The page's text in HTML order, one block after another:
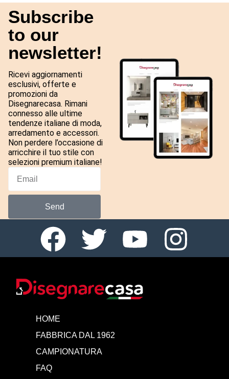
Subscribe
to our
newsletter!
Ricevi aggiornamenti
esclusivi, offerte e
promozioni da
Disegnarecasa. Rimani
connesso alle ultime
tendenze italiane di moda,
arredamento e accessori.
Non perdere l’occasione di
arricchire il tuo stile con
selezioni premium italiane!
Send
HOME
FABBRICA DAL 1962
CAMPIONATURA
FAQ